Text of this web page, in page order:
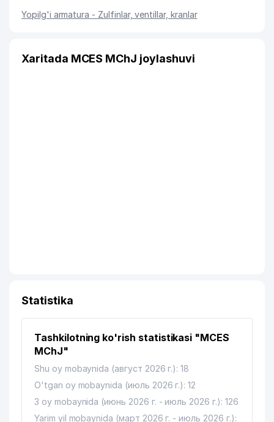
Yopilg'i armatura - Zulfinlar, ventillar, kranlar
Xaritada MCES MChJ joylashuvi
Statistika
Tashkilotning ko'rish statistikasi "MCES
MChJ"
Shu oy mobaynida (август 2026 г.): 18
O'tgan oy mobaynida (июль 2026 г.): 12
3 oy mobaynida (июнь 2026 г. - июль 2026 г.): 126
Yarim yil mobaynida (март 2026 г. - июль 2026 г.):